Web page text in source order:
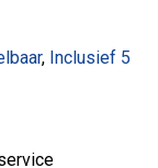
, Inclusief 5